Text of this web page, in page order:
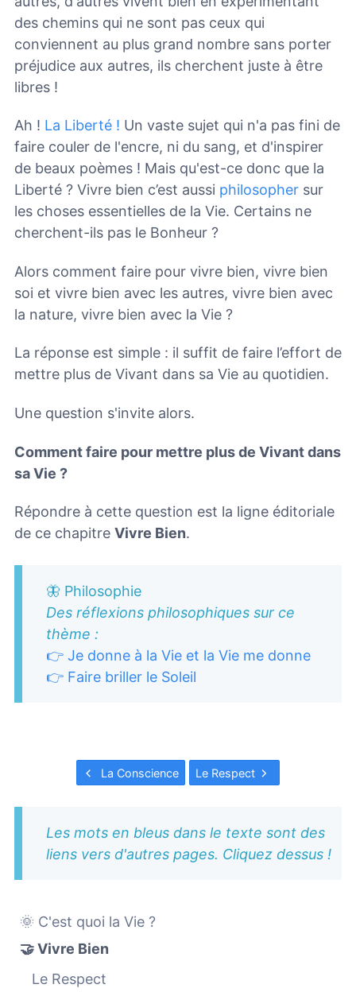
des chemins qui ne sont pas ceux qui
conviennent au plus grand nombre sans porter
préjudice aux autres, ils cherchent juste à être
libres !
Ah ! La Liberté ! Un vaste sujet qui n'a pas fini de
faire couler de l'encre, ni du sang, et d'inspirer
de beaux poèmes ! Mais qu'est-ce donc que la
Liberté ? Vivre bien c’est aussi philosopher sur
les choses essentielles de la Vie. Certains ne
cherchent-ils pas le Bonheur ?
Alors comment faire pour vivre bien, vivre bien
soi et vivre bien avec les autres, vivre bien avec
la nature, vivre bien avec la Vie ?
La réponse est simple : il suffit de faire l’effort de
mettre plus de Vivant dans sa Vie au quotidien.
Une question s'invite alors.
Comment faire pour mettre plus de Vivant dans
sa Vie ?
Répondre à cette question est la ligne éditoriale
de ce chapitre Vivre Bien.
🦋 Philosophie
Des réflexions philosophiques sur ce
thème :
👉 Je donne à la Vie et la Vie me donne
👉 Faire briller le Soleil
La Conscience Le Respect
Les mots en bleus dans le texte sont des
liens vers d'autres pages. Cliquez dessus !
🌞 C'est quoi la Vie ?
🤝 Vivre Bien
Le Respect